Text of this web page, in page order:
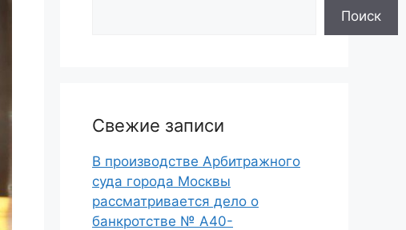
Поиск
Свежие записи
В производстве Арбитражного
суда города Москвы
рассматривается дело о
банкротстве № А40-